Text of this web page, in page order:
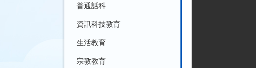
普通話科
資訊科技教育
生活教育
宗教教育